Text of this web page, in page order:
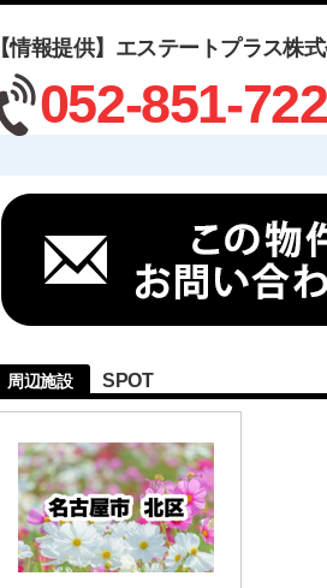
【情報提供】エステートプラス株
052-851-
周辺施設 SPOT